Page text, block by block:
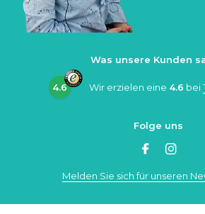
Was unsere Kunden
4.6 Wir erzielen eine 4.6 bei
Folge uns
Melden Sie sich für unseren